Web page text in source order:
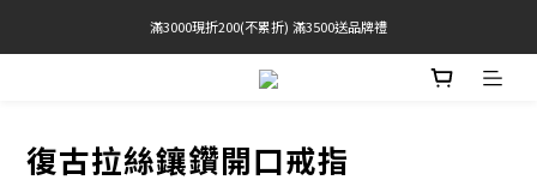
官網限定! 滿千免運(僅限台灣本島)
滿3000現折200(不累折) 滿3500送品牌禮
BRATOP專區買三送一 | 指定專區買一送一
復古拉絲鑲鑽開口戒指